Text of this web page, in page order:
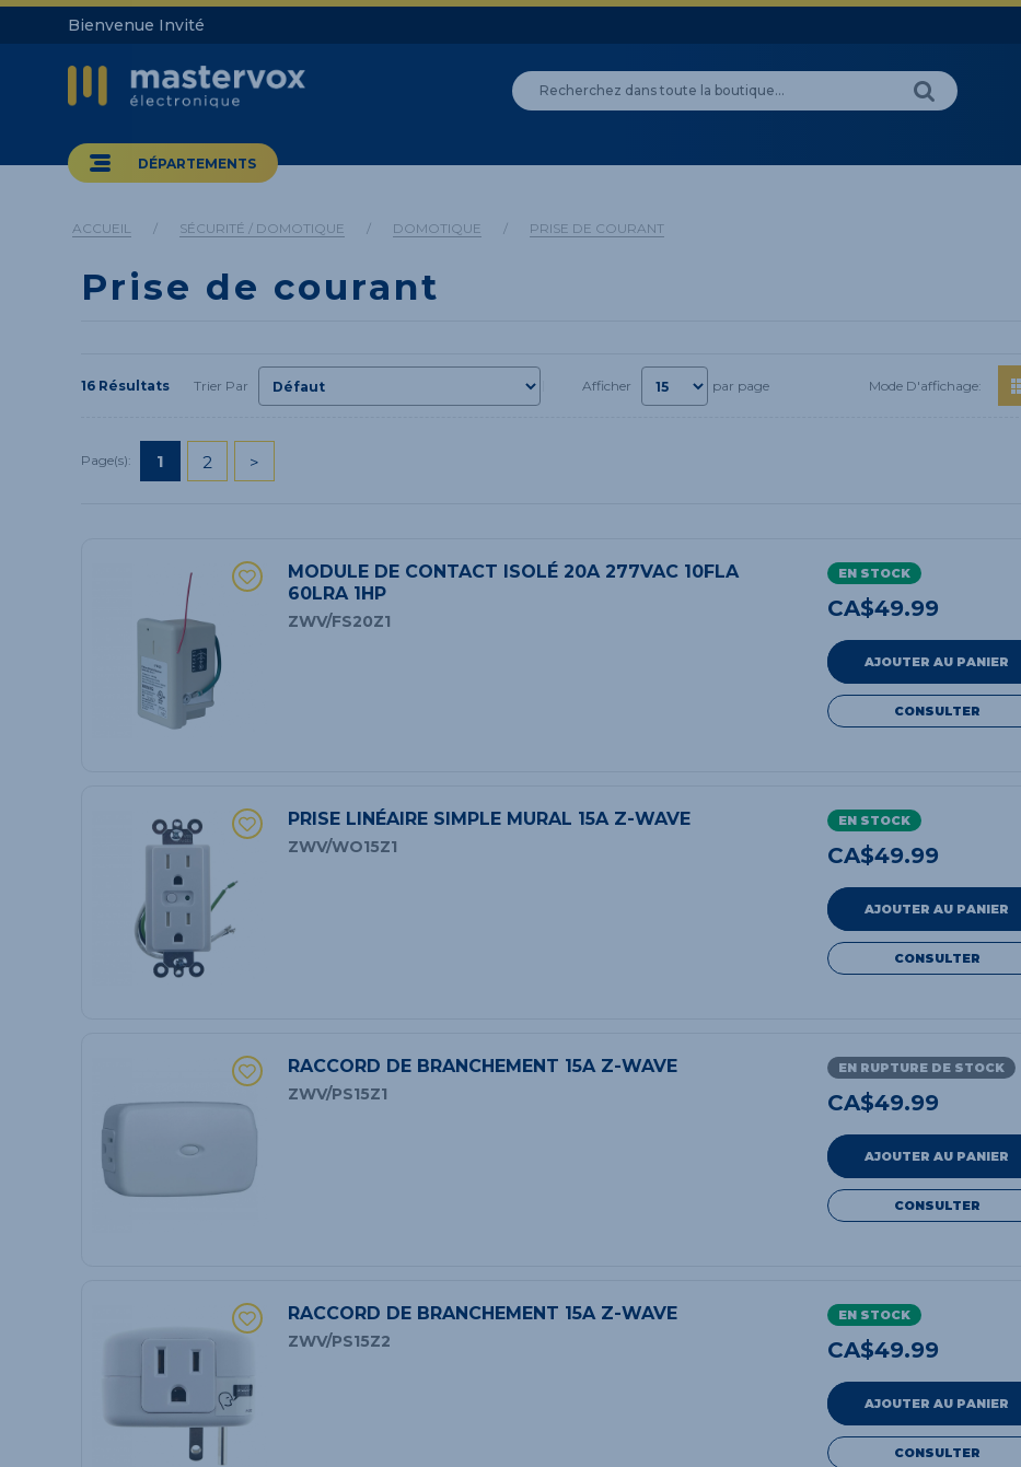
Bienvenue Invité
DÉPARTEMENTS
ACCUEIL / SÉCURITÉ / DOMOTIQUE / DOMOTIQUE / PRISE DE COURANT
Prise de courant
16 Résultats Trier Par Afficher par page Mode D'affichage:
Page(s): 1 2 >
MODULE DE CONTACT ISOLÉ 20A 277VAC 10FLA
60LRA 1HP
ZWV/FS20Z1
EN STOCK
CA$49.99
AJOUTER AU PANIER
CONSULTER
PRISE LINÉAIRE SIMPLE MURAL 15A Z-WAVE
ZWV/WO15Z1
EN STOCK
CA$49.99
AJOUTER AU PANIER
CONSULTER
RACCORD DE BRANCHEMENT 15A Z-WAVE
ZWV/PS15Z1
EN RUPTURE DE STOCK
CA$49.99
AJOUTER AU PANIER
CONSULTER
RACCORD DE BRANCHEMENT 15A Z-WAVE
ZWV/PS15Z2
EN STOCK
CA$49.99
AJOUTER AU PANIER
CONSULTER